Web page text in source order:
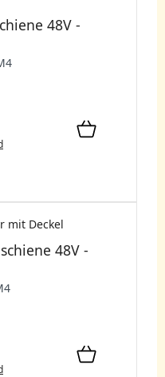
48V -
48V -